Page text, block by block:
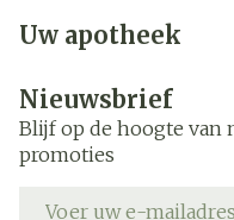
Uw apotheek
Nieuwsbrief
Blijf op de hoogte van
promoties